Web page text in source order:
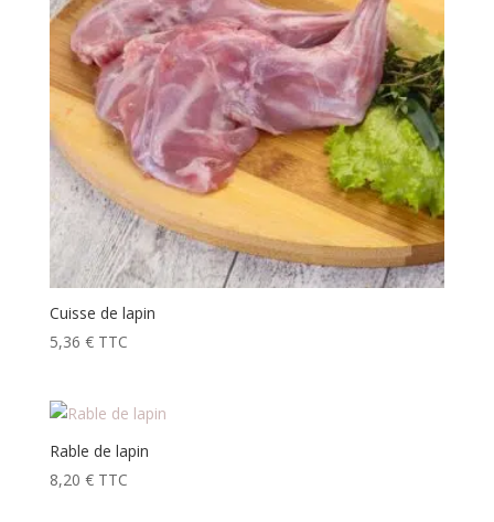
Cuisse de lapin
5,36 € TTC
Rable de lapin
8,20 € TTC